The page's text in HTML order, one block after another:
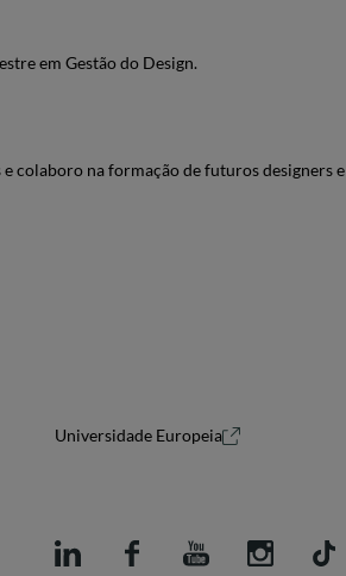
em Gestão do Design.
colaboro na formação de futuros designers
Universidade Europeia